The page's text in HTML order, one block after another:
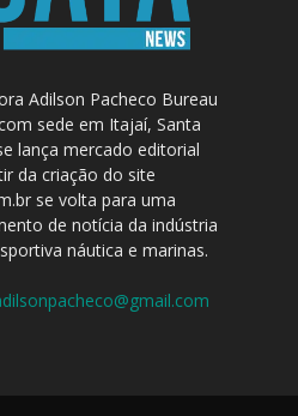
Adilson Pacheco Bureau
sede em Itajaí, Santa
lança mercado editorial
da criação do site
se volta para uma
de notícia da indústria
náutica e marinas.